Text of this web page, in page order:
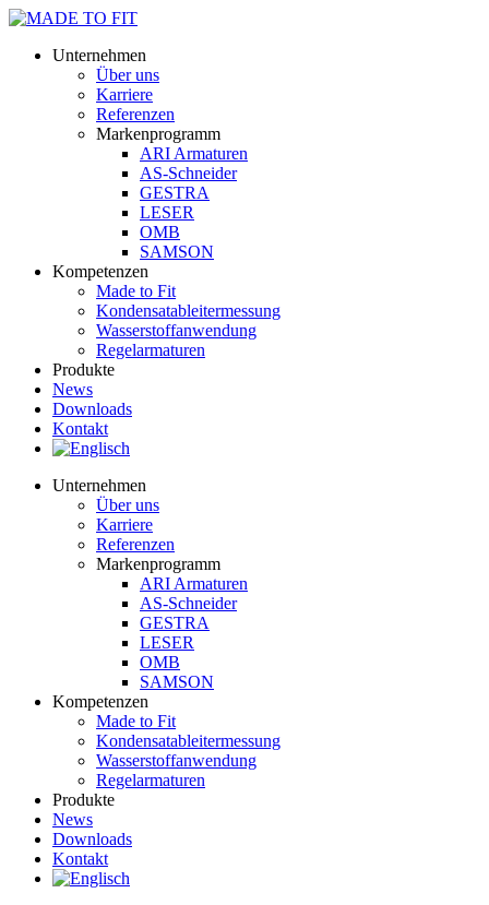
Unternehmen
Über uns
Karriere
Referenzen
Markenprogramm
ARI Armaturen
AS-Schneider
GESTRA
LESER
OMB
SAMSON
Kompetenzen
Made to Fit
Kondensat­ableiter­messung
Wasserstoff­anwendung
Regel­arma­turen
Produkte
News
Downloads
Kontakt
Unternehmen
Über uns
Karriere
Referenzen
Markenprogramm
ARI Armaturen
AS-Schneider
GESTRA
LESER
OMB
SAMSON
Kompetenzen
Made to Fit
Kondensat­ableiter­messung
Wasserstoff­anwendung
Regel­arma­turen
Produkte
News
Downloads
Kontakt